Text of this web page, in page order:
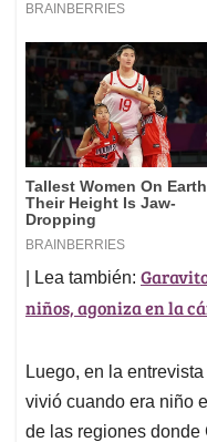
| Lea también:
niños, agoniza en la
Luego, en la
vivió cuando era niño
de las regiones donde